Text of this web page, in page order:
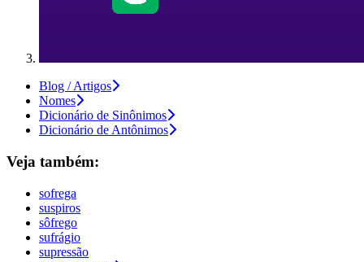
Blog / Artigos
Nomes
Dicionário de Sinônimos
Dicionário de Antônimos
Veja também:
sofrega
suspiros
sôfrego
sufrágio
supressão